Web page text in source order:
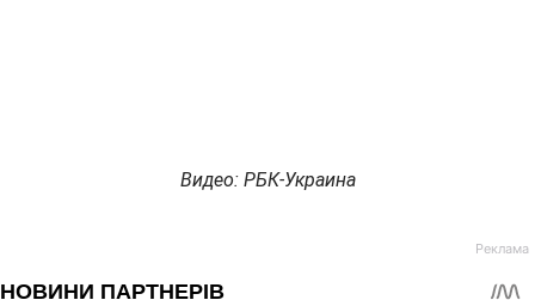
Видео: РБК-Украина